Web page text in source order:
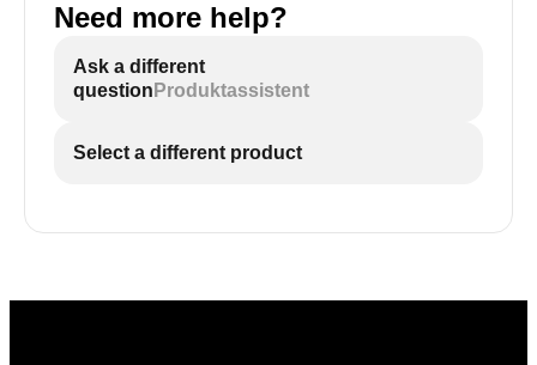
Need more help?
Ask a different
question Produktassistent
Select a different product